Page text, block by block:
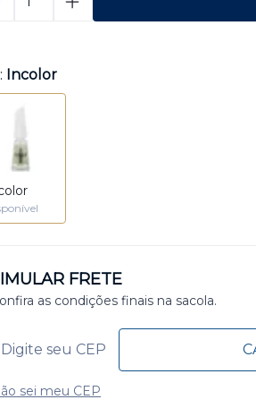
Incolor
FRETE
as condições finais na sacola.
sei meu CEP